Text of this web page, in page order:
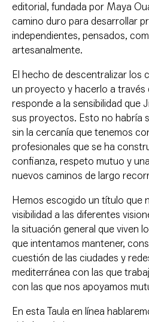
editorial , fundada por Maya
camino duro para desarrollar
independientes, pensados,
artesanalmente.
El hecho de descentralizar los
un proyecto y hacerlo a través
responde a la sensibilidad que
sus proyectos. Esto no habría
sin la cercanía que tenemos
profesionales quese ha
confianza, respeto mutuo y una
nuevos caminos de largo
Hemos escogido un título que
visibilidad a las diferentes
la situación general que viven
que intentamos mantener,
cuestión de las ciudades y
mediterránea con las que
con las que nos apoyamos
En esta Taula en línea